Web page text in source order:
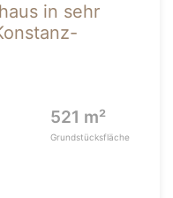
in sehr
521 m²
Grundstücksfläche